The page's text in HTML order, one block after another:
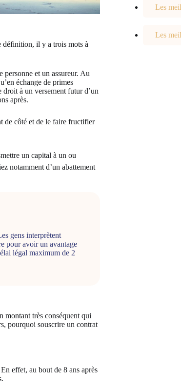
définition, il y a trois mots à
personne et un assureur. Au
échange de primes
droit à un versement futur d’un
après.
de côté et de le faire fructifier
un capital à un ou
notamment d’un abattement
gens interprètent
pour avoir un avantage
légal maximum de 2
montant très conséquent qui
pourquoi souscrire un contrat
effet, au bout de 8 ans après
Les
Les